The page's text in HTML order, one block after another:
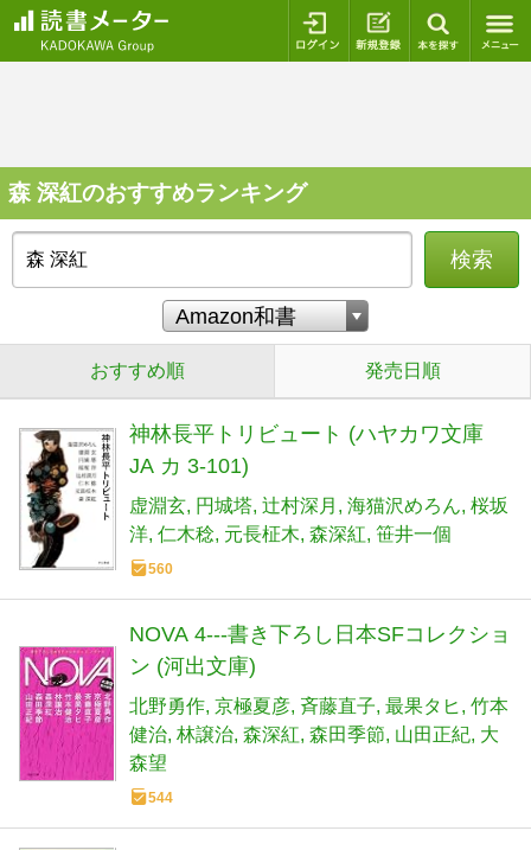
ログイン 新規登録
森 深紅のおすすめランキング
検索
おすすめ順 発売日順
神林長平トリビュート (ハヤカワ文庫
JA カ 3-101)
虚淵玄 円城塔 辻村深月 海猫沢めろん 桜坂
洋 仁木稔 元長柾木 森深紅 笹井一個
560
NOVA 4---書き下ろし日本SFコレクショ
ン (河出文庫)
北野勇作 京極夏彦 斉藤直子 最果タヒ
竹本
健治 林譲治 森深紅 森田季節 山田正紀 大
森望
544